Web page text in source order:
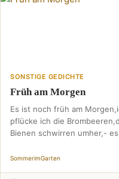
SONSTIGE GEDICHTE
Früh am Morgen
Es ist noch früh am
pflücke ich die
Bienen schwirren umher,-
SommerimGarten